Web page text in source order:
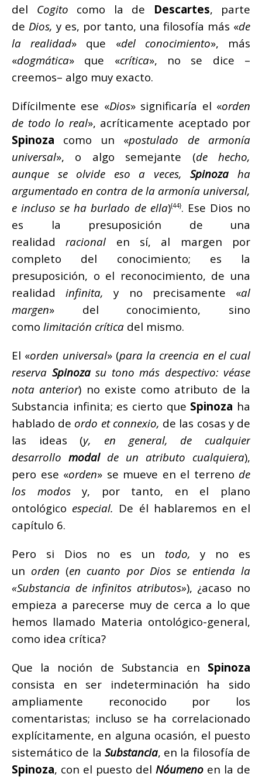
del Cogito como la de Descartes, parte
de Dios, y es, por tanto, una filosofía más «de
la realidad» que «del conocimiento», más
«dogmática» que «crítica», no se dice –
creemos– algo muy exacto.
Difícilmente ese «Dios» significaría el «orden
de todo lo real», acríticamente aceptado por
Spinoza como un «postulado de armonía
universal», o algo semejante (de hecho,
aunque se olvide eso a veces,Spinoza ha
argumentado en contra de la armonía universal,
e incluso se ha burlado de ella){44}. Ese Dios no
es la presuposición de una
realidadracional en sí, al margen por
completo del conocimiento; es la
presuposición, o el reconocimiento, de una
realidadinfinita, y no precisamente «al
margen» del conocimiento, sino
como limitación crítica del mismo.
El «orden universal» (para la creencia en el cual
reserva Spinozasu tono más despectivo: véase
nota anterior) no existe como atributo de la
Substancia infinita; es cierto que Spinoza ha
hablado de ordo et connexio, de las cosas y de
las ideas (y, en general, de cualquier
desarrollo modal de un atributo cualquiera),
pero ese «orden» se mueve en el terreno de
los modosy, por tanto, en el plano
ontológico especial. De él hablaremos en el
capítulo 6.
Pero si Dios no es un todo, y no es
un orden (en cuanto por Dios se entienda la
«Substancia de infinitos atributos»), ¿acaso no
empieza a parecerse muy de cerca a lo que
hemos llamado Materia ontológico-general,
como idea crítica?
Que la noción de Substancia en Spinoza
consista en ser indeterminación ha sido
ampliamente reconocido por los
comentaristas; incluso se ha correlacionado
explícitamente, en alguna ocasión, el puesto
sistemático de la Substancia, en la filosofía de
Spinoza, con el puesto del Nóumeno en la de